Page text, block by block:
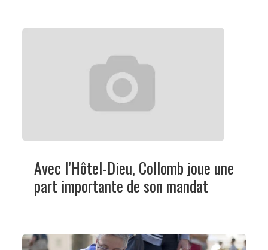
Avec l’Hôtel-Dieu, Collomb joue une
part importante de son mandat